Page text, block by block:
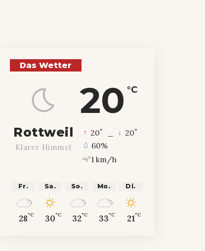
Das Wetter
20 °C
Rottweil
Klarer Himmel
20° 20°
60%
1 km/h
Fr.
28°C
Sa.
30°C
So.
32°C
Mo.
33°C
Di.
21°C